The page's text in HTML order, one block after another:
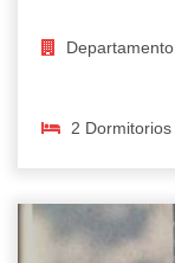
Departamento
2 Dormitorios